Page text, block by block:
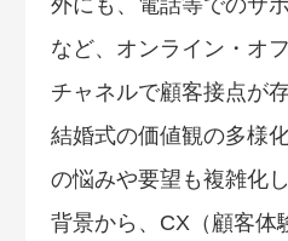
外にも、電話等でのサ
など、オンライン・オ
チャネルで顧客接点が
結婚式の価値観の多様
の悩みや要望も複雑化
背景から、CX（顧客体